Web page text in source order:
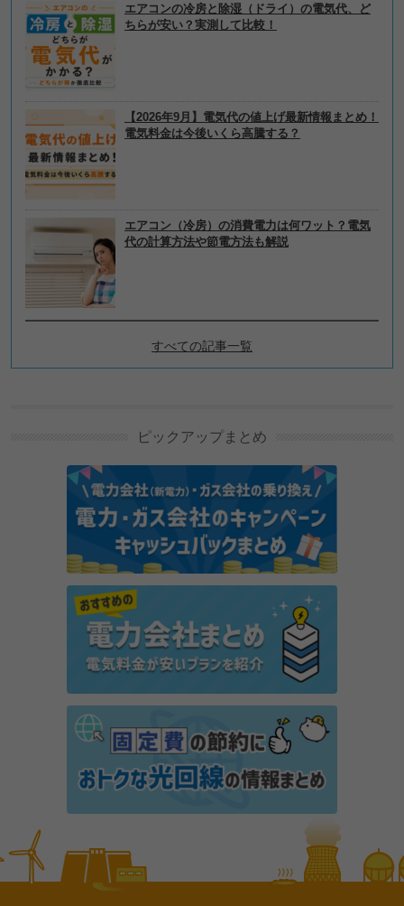
エアコンの冷房と除湿（ドライ）の電気代、ど
ちらが安い？実測して比較！
【2026年9月】電気代の値上げ最新情報まとめ！
電気料金は今後いくら高騰する？
エアコン（冷房）の消費電力は何ワット？電気
代の計算方法や節電方法も解説
すべての記事一覧
GMOのとくとくBBでんき・とくとくBBガスを解
ポイ活アプリ「でんきWALK」とは？歩くだけで本当
に電気代が安くなるか解説
オクトパスエナジーとENEOSでんきを比較！電気料
金やプランの違いは？
楽天でんきの「オール電化プラン」は高い？デメリッ
トは？
ベルメゾンでんきの電気料金は高い？メリット・デメ
ピックアップまとめ